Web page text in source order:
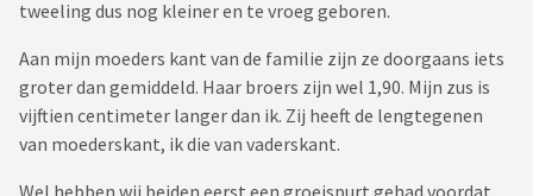
tweeling dus nog kleiner en te vroeg geboren.
Aan mijn moeders kant van de familie zijn ze doorgaans iets
groter dan gemiddeld. Haar broers zijn wel 1,90. Mijn zus is
vijftien centimeter langer dan ik. Zij heeft de lengtegenen
van moederskant, ik die van vaderskant.